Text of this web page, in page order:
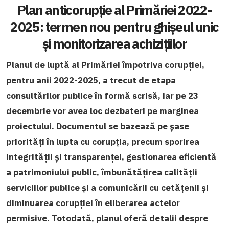
Plan anticorupție al Primăriei 2022-
2025: termen nou pentru ghișeul unic
și monitorizarea achizițiilor
Planul de luptă al Primăriei împotriva corupției,
pentru anii 2022-2025, a trecut de etapa
consultărilor publice în formă scrisă, iar pe 23
decembrie vor avea loc dezbateri pe marginea
proiectului. Documentul se bazează pe șase
priorități în lupta cu corupția, precum sporirea
integrității și transparenței, gestionarea eficientă
a patrimoniului public, îmbunătățirea calității
serviciilor publice și a comunicării cu cetățenii și
diminuarea corupției în eliberarea actelor
permisive. Totodată, planul oferă detalii despre